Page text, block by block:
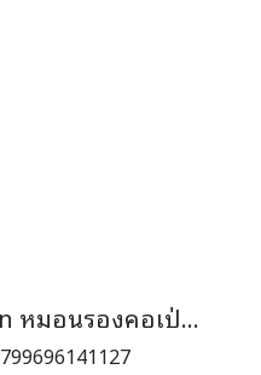
Cocoon หมอนรองคอเป่าลม U-SHAPED NECK PILLOW ERGONOMIC
799696141127